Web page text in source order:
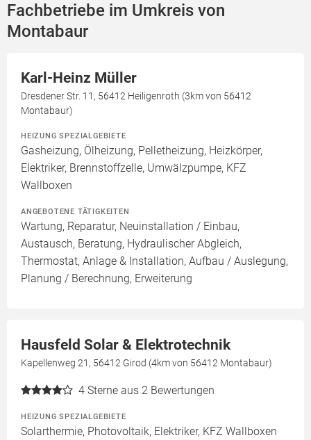
Fachbetriebe im Umkreis von
Montabaur
Karl-Heinz Müller
Dresdener Str. 11, 56412 Heiligenroth (3km von 56412
Montabaur)
HEIZUNG SPEZIALGEBIETE
Gasheizung, Ölheizung, Pelletheizung, Heizkörper,
Elektriker, Brennstoffzelle, Umwälzpumpe, KFZ
Wallboxen
ANGEBOTENE TÄTIGKEITEN
Wartung, Reparatur, Neuinstallation / Einbau,
Austausch, Beratung, Hydraulischer Abgleich,
Thermostat, Anlage & Installation, Aufbau / Auslegung,
Planung / Berechnung, Erweiterung
Hausfeld Solar & Elektrotechnik
Kapellenweg 21, 56412 Girod (4km von 56412 Montabaur)
4 Sterne aus 2 Bewertungen
HEIZUNG SPEZIALGEBIETE
Solarthermie, Photovoltaik, Elektriker, KFZ Wallboxen